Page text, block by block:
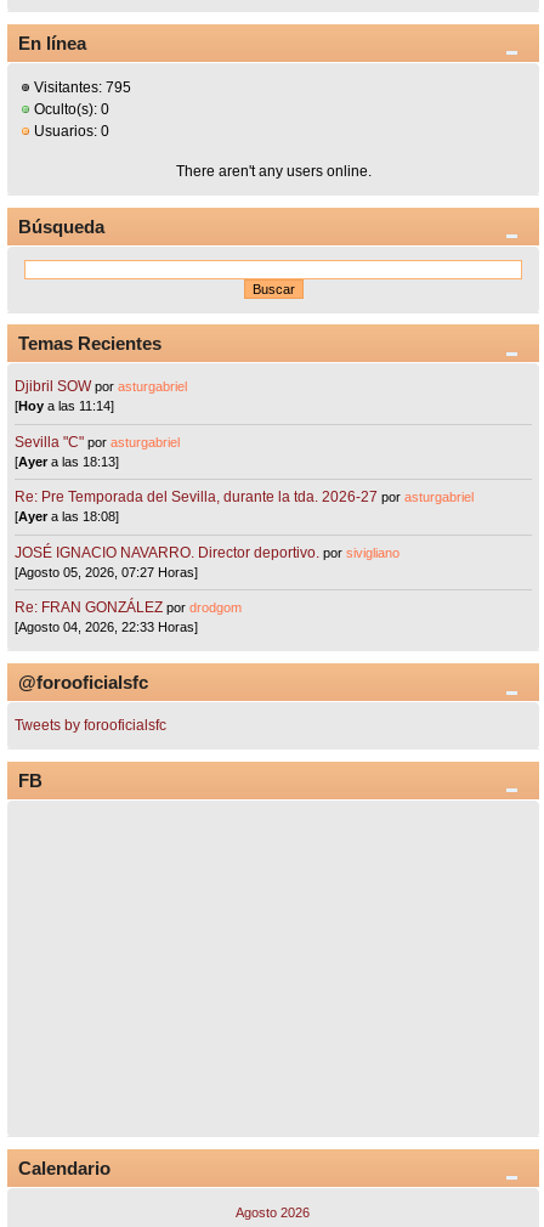
En línea
Visitantes: 795
Oculto(s): 0
Usuarios: 0
There aren't any users online.
Búsqueda
Temas Recientes
Djibril SOW porasturgabriel
[Hoy a las 11:14]
Sevilla "C"porasturgabriel
[Ayera las 18:13]
Re: Pre Temporada del Sevilla, durante la tda. 2026-27 porasturgabriel
[Ayera las 18:08]
JOSÉ IGNACIO NAVARRO. Director deportivo. porsivigliano
[Agosto 05, 2026, 07:27 Horas]
Re: FRAN GONZÁLEZ pordrodgom
[Agosto 04, 2026, 22:33 Horas]
@forooficialsfc
Tweets by forooficialsfc
FB
Calendario
Agosto 2026